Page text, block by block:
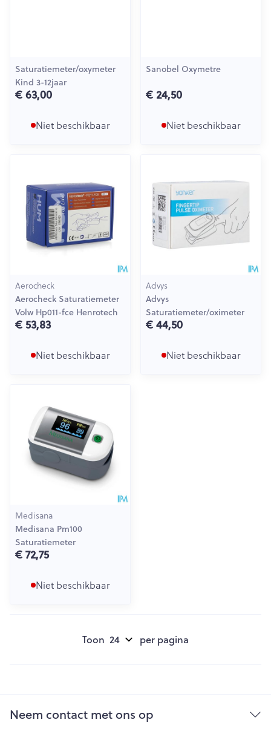
Saturatiemeter/oxymeter
Kind 3-12jaar
€ 63,00
Niet beschikbaar
Sanobel Oxymetre
€ 24,50
Niet beschikbaar
Aerocheck
Aerocheck Saturatiemeter
Volw Hp011-fce Henrotech
€ 53,83
Niet beschikbaar
Advys
Advys
Saturatiemeter/oximeter
€ 44,50
Niet beschikbaar
Medisana
Medisana Pm100
Saturatiemeter
€ 72,75
Niet beschikbaar
Toon per pagina
Neem contact met ons op